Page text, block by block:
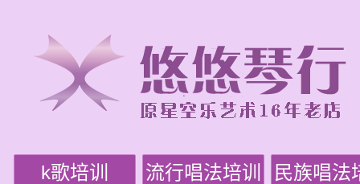
k歌培训 流行唱法培训 民族唱法